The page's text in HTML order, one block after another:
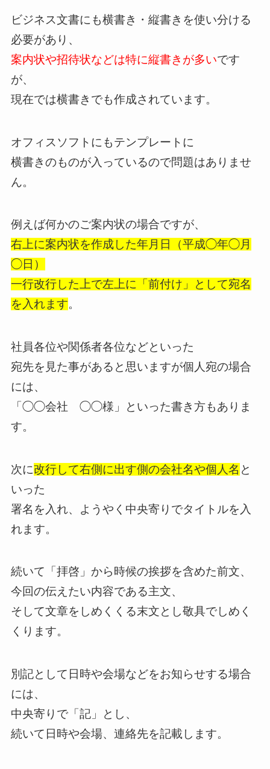
ビジネス文書にも横書き・縦書きを使い分ける
必要があり、
案内状や招待状などは特に縦書きが多いです
が、
現在では横書きでも作成されています。
オフィスソフトにもテンプレートに
横書きのものが入っているので問題はありませ
ん。
例えば何かのご案内状の場合ですが、
右上に案内状を作成した年月日（平成◯年◯月
◯日）
一行改行した上で左上に「前付け」として宛名
を入れます。
社員各位や関係者各位などといった
宛先を見た事があると思いますが個人宛の場合
には、
「◯◯会社 ◯◯様」といった書き方もありま
す。
次に改行して右側に出す側の会社名や個人名 と
いった
署名を入れ、ようやく中央寄りでタイトルを入
れます。
続いて「拝啓」から時候の挨拶を含めた前文、
今回の伝えたい内容である主文、
そして文章をしめくくる末文とし敬具でしめく
くります。
別記として日時や会場などをお知らせする場合
には、
中央寄りで「記」とし、
続いて日時や会場、連絡先を記載します。